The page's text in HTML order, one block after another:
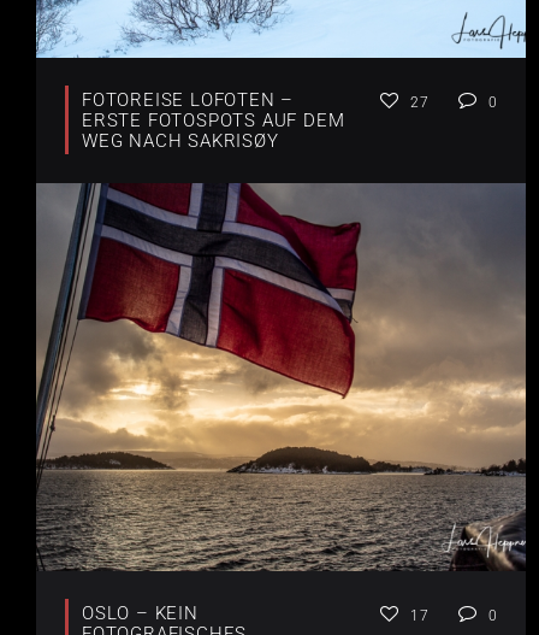
FOTOREISE LOFOTEN –
ERSTE FOTOSPOTS AUF DEM
WEG NACH SAKRISØY
27 0
OSLO – KEIN
17 0